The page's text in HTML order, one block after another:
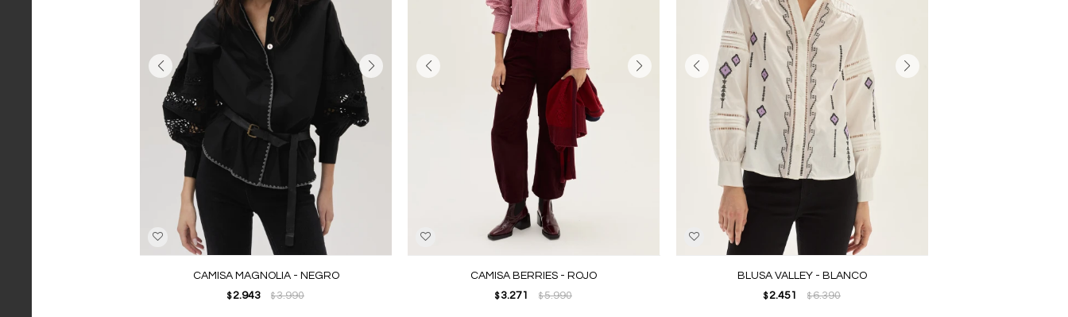
CAMISA MAGNOLIA - NEGRO
$2.943 $3.990
CAMISA BERRIES - ROJO
$3.271 $5.990
BLUSA VALLEY - BLANCO
$ 2.451 $6.390